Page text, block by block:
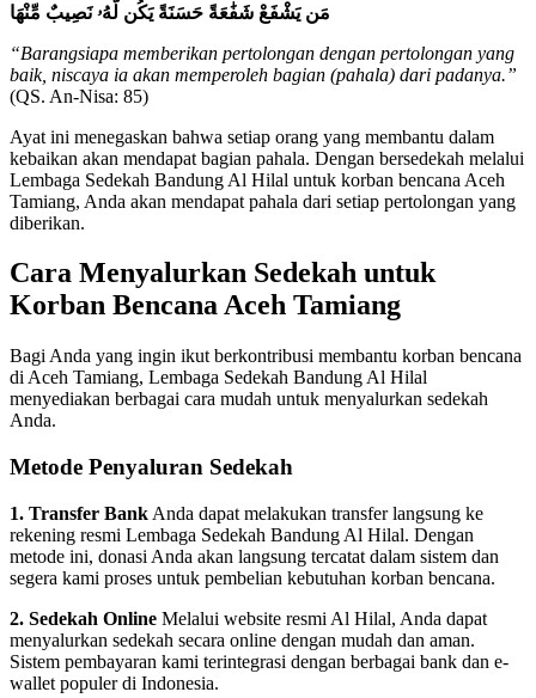
مَن يَشْفَعْ شَفَٰعَةً حَسَنَةً يَكُن لَّهُۥ نَصِيبٌ مِّنْهَا
“Barangsiapa memberikan pertolongan dengan pertolongan yang
baik, niscaya ia akan memperoleh bagian (pahala) dari padanya.”
(QS. An-Nisa: 85)
Ayat ini menegaskan bahwa setiap orang yang membantu dalam
kebaikan akan mendapat bagian pahala. Dengan bersedekah melalui
Lembaga Sedekah Bandung Al Hilal untuk korban bencana Aceh
Tamiang, Anda akan mendapat pahala dari setiap pertolongan yang
diberikan.
Cara Menyalurkan Sedekah untuk
Korban Bencana Aceh Tamiang
Bagi Anda yang ingin ikut berkontribusi membantu korban bencana
di Aceh Tamiang, Lembaga Sedekah Bandung Al Hilal
menyediakan berbagai cara mudah untuk menyalurkan sedekah
Anda.
Metode Penyaluran Sedekah
1. Transfer Bank Anda dapat melakukan transfer langsung ke
rekening resmi Lembaga Sedekah Bandung Al Hilal. Dengan
metode ini, donasi Anda akan langsung tercatat dalam sistem dan
segera kami proses untuk pembelian kebutuhan korban bencana.
2. Sedekah Online Melalui website resmi Al Hilal, Anda dapat
menyalurkan sedekah secara online dengan mudah dan aman.
Sistem pembayaran kami terintegrasi dengan berbagai bank dan e-
wallet populer di Indonesia.